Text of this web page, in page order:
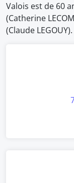
Valois est de 60
(Catherine
(Claude LEGOUY).